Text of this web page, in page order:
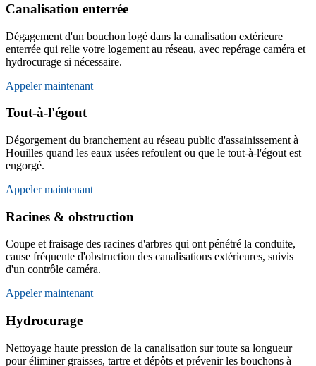
Canalisation enterrée
Dégagement d'un bouchon logé dans la canalisation extérieure
enterrée qui relie votre logement au réseau, avec repérage caméra et
hydrocurage si nécessaire.
Appeler maintenant
Tout-à-l'égout
Dégorgement du branchement au réseau public d'assainissement à
Houilles quand les eaux usées refoulent ou que le tout-à-l'égout est
engorgé.
Appeler maintenant
Racines & obstruction
Coupe et fraisage des racines d'arbres qui ont pénétré la conduite,
cause fréquente d'obstruction des canalisations extérieures, suivis
d'un contrôle caméra.
Appeler maintenant
Hydrocurage
Nettoyage haute pression de la canalisation sur toute sa longueur
pour éliminer graisses, tartre et dépôts et prévenir les bouchons à